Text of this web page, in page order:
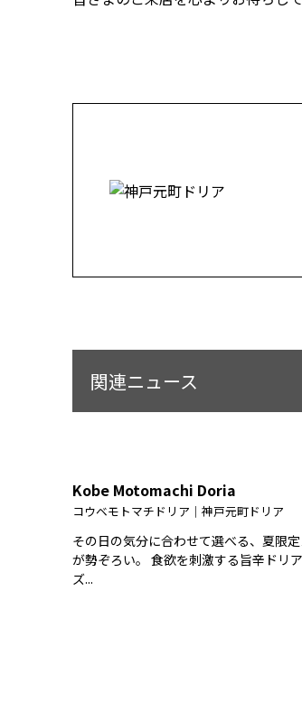
関連ニュース
Kobe Motomachi Doria
コウベモトマチドリア｜神戸元町ドリア
その日の気分に合わせて選べる、夏限
が勢ぞろい。 食欲を刺激する旨辛ドリ
ズ...